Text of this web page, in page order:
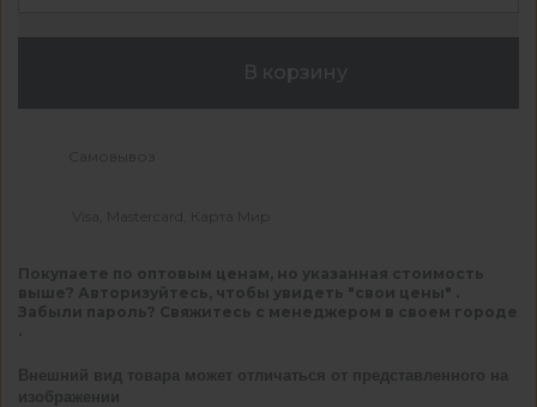
В корзину
Самовывоз
Visa, Mastercard, Карта Мир
Покупаете по оптовым ценам, но указанная стоимость
выше? Авторизуйтесь, чтобы увидеть "свои цены" .
Забыли пароль? Свяжитесь с менеджером в своем городе
Внешний вид товара может отличаться от представленного на
изображении